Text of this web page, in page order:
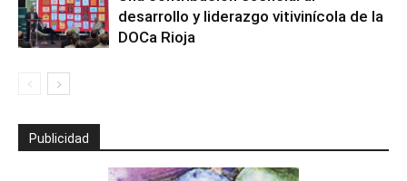
desarrollo y liderazgo vitivinícola de la
DOCa Rioja
Publicidad